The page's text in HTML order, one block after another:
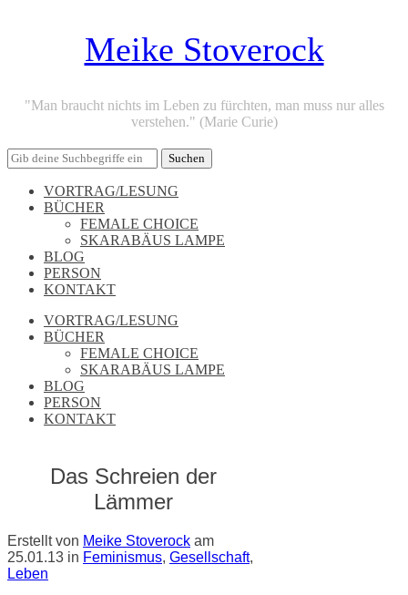
Meike Stoverock
"Man braucht nichts im Leben zu fürchten, man muss nur alles
verstehen." (Marie Curie)
VORTRAG/LESUNG
BÜCHER
FEMALE CHOICE
SKARABÄUS LAMPE
BLOG
PERSON
KONTAKT
VORTRAG/LESUNG
BÜCHER
FEMALE CHOICE
SKARABÄUS LAMPE
BLOG
PERSON
KONTAKT
Das Schreien der
Lämmer
Erstellt von Meike Stoverock am
25.01.13 in Feminismus, Gesellschaft,
Leben